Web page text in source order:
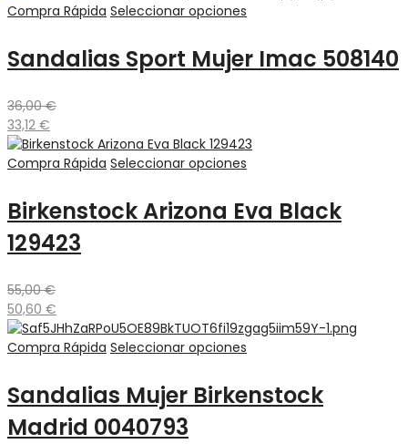
Compra Rápida Seleccionar opciones
Sandalias Sport Mujer Imac 508140
36,00€
33,12 €
Compra Rápida Seleccionar opciones
Birkenstock Arizona Eva Black
129423
55,00€
50,60 €
Compra Rápida Seleccionar opciones
Sandalias Mujer Birkenstock
Madrid 0040793